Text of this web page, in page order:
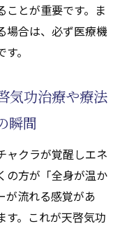
ことが重要です。ま
場合は、必ず医療機
。
気功治療や療法
瞬間
ャクラが覚醒しエネ
の方が「全身が温か
が流れる感覚があ
す。これが天啓気功